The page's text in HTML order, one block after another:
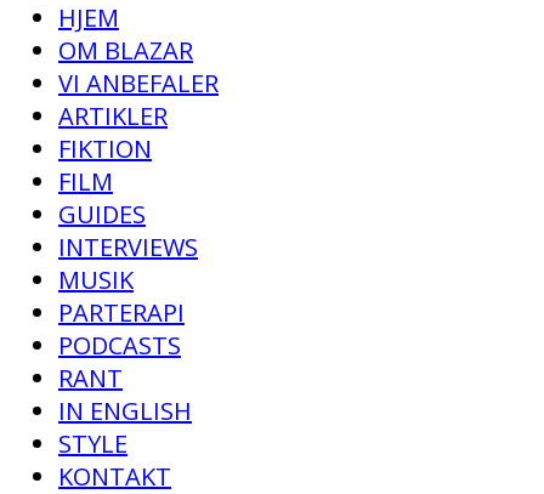
HJEM
OM BLAZAR
VI ANBEFALER
ARTIKLER
FIKTION
FILM
GUIDES
INTERVIEWS
MUSIK
PARTERAPI
PODCASTS
RANT
IN ENGLISH
STYLE
KONTAKT